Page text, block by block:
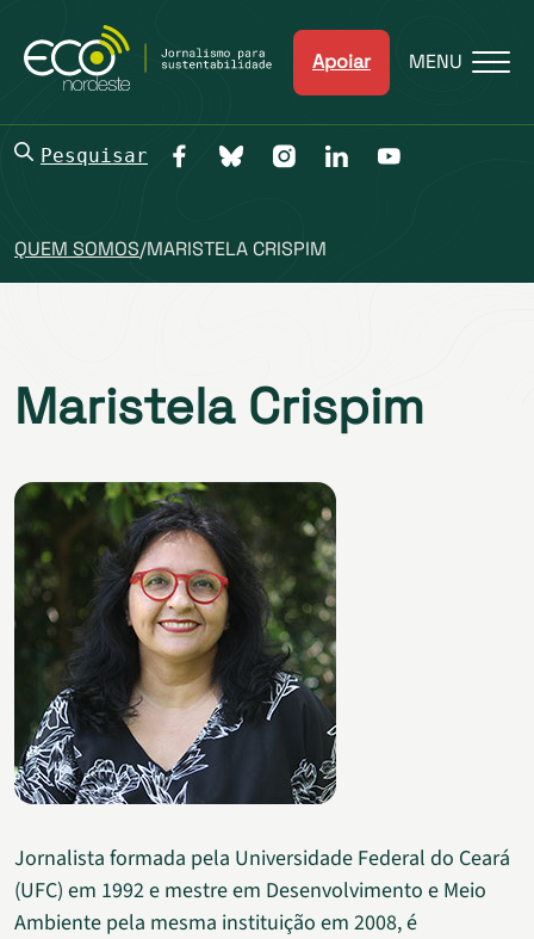
Apoiar MENU
Pesquisar
QUEM SOMOS/MARISTELA CRISPIM
Maristela Crispim
Jornalista formada pela Universidade Federal do Ceará
(UFC) em 1992 e mestre em Desenvolvimento e Meio
Ambiente pela mesma instituição em 2008, é